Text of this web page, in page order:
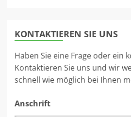
KONTAKTIEREN SIE UNS
Haben Sie eine Frage oder ein
Kontaktieren Sie uns und wir
schnell wie möglich bei Ihnen
Anschrift